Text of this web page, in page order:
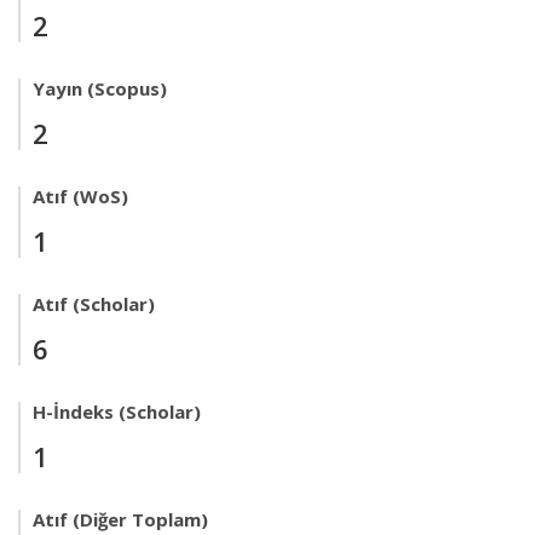
2
Yayın (Scopus)
2
Atıf (WoS)
1
Atıf (Scholar)
6
H-İndeks (Scholar)
1
Atıf (Diğer Toplam)